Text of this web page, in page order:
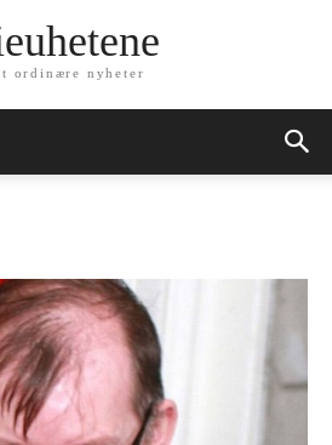
ordinære nyheter